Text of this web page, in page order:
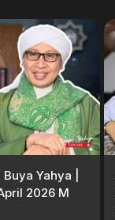
Yahya |
2026 M